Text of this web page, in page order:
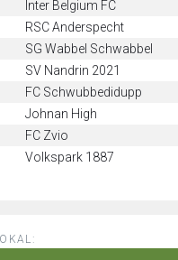
Inter Belgium FC
RSC Anderspecht
SG Wabbel Schwabbel
SV Nandrin 2021
FC Schwubbedidupp
Johnan High
FC Zvio
Volkspark 1887